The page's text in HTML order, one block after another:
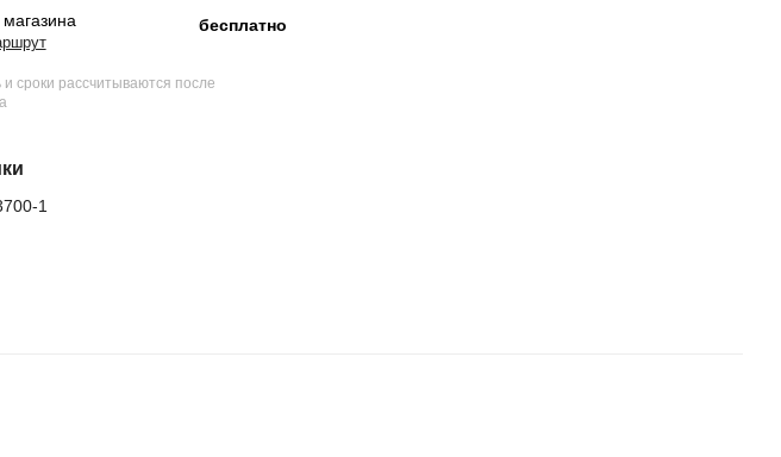
бесплатно
и сроки рассчитываются после
1